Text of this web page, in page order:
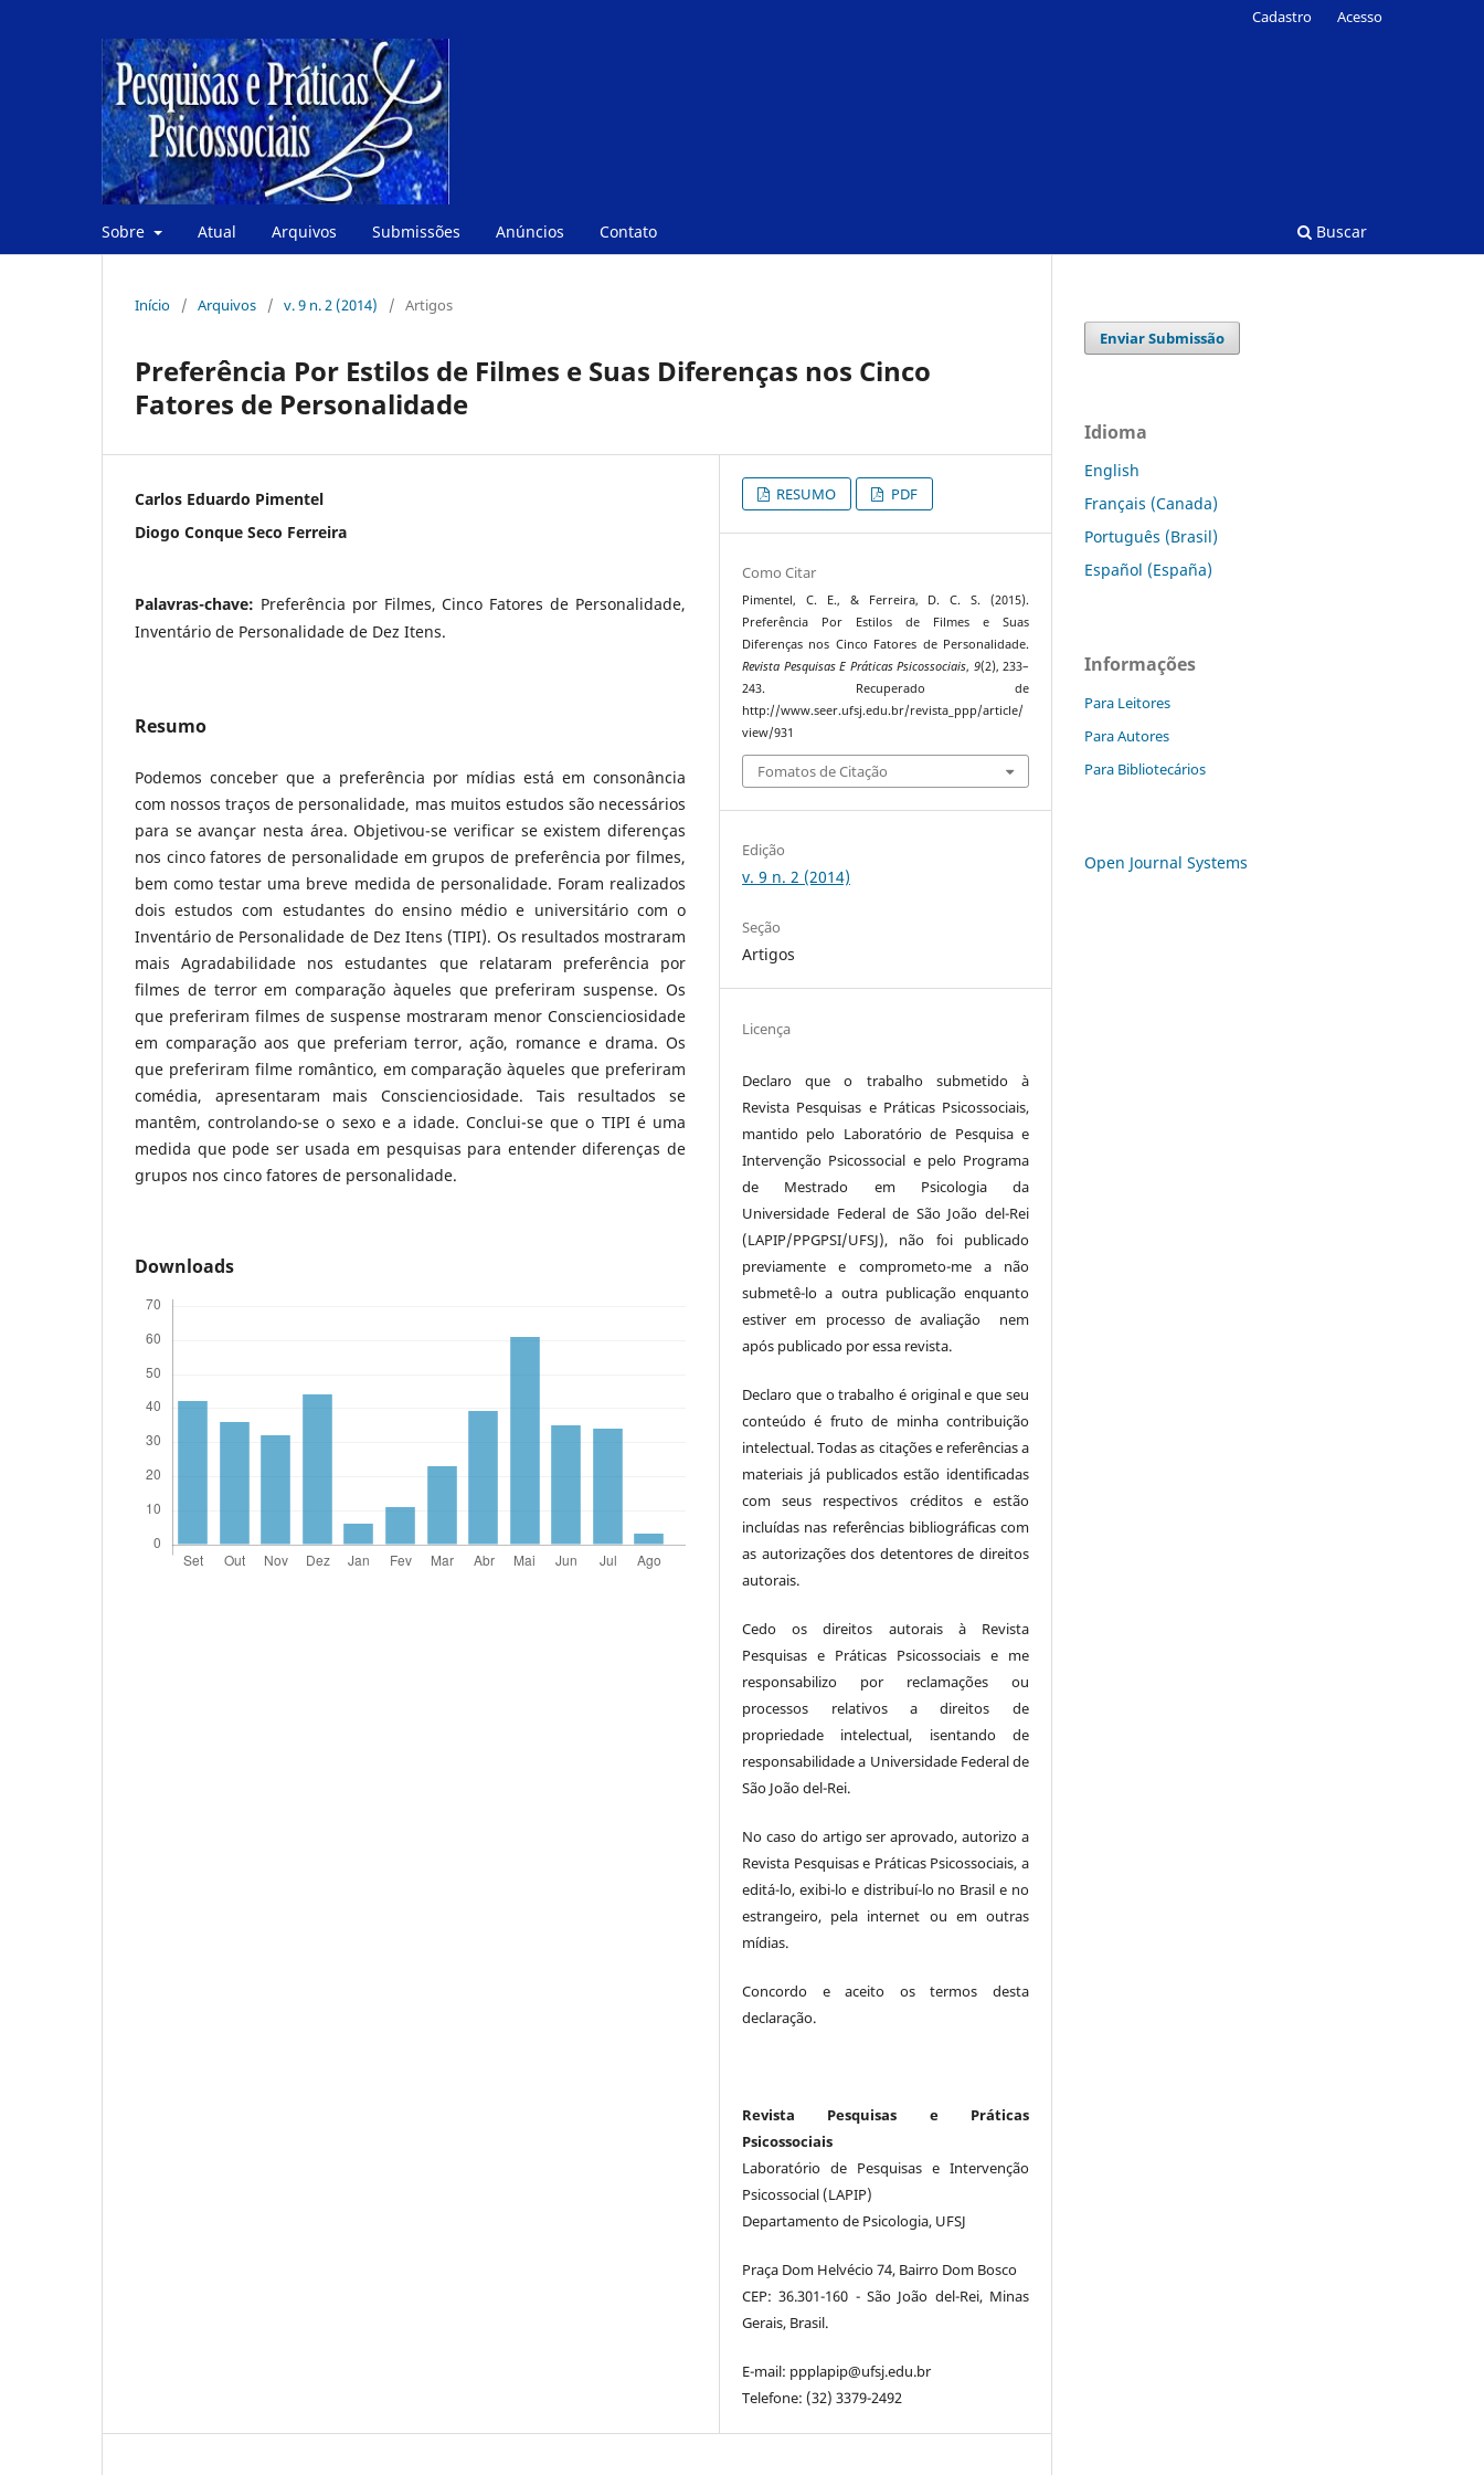
Sobre Atual Arquivos Submissões Anúncios Contato Buscar
Cadastro Acesso
Início / Arquivos / v. 9 n. 2 (2014) / Artigos
Preferência Por Estilos de Filmes e Suas Diferenças nos Cinco
Fatores de Personalidade
Carlos Eduardo Pimentel
Diogo Conque Seco Ferreira
Palavras-chave: Preferência por Filmes, Cinco Fatores de Personalidade,
Inventário de Personalidade de Dez Itens.
Resumo
Podemos conceber que a preferência por mídias está em consonância
com nossos traços de personalidade, mas muitos estudos são necessários
para se avançar nesta área. Objetivou-se verificar se existem diferenças
nos cinco fatores de personalidade em grupos de preferência por filmes,
bem como testar uma breve medida de personalidade. Foram realizados
dois estudos com estudantes do ensino médio e universitário com o
Inventário de Personalidade de Dez Itens (TIPI). Os resultados mostraram
mais Agradabilidade nos estudantes que relataram preferência por
filmes de terror em comparação àqueles que preferiram suspense. Os
que preferiram filmes de suspense mostraram menor Conscienciosidade
em comparação aos que preferiam terror, ação, romance e drama. Os
que preferiram filme romântico, em comparação àqueles que preferiram
comédia, apresentaram mais Conscienciosidade. Tais resultados se
mantêm, controlando-se o sexo e a idade. Conclui-se que o TIPI é uma
medida que pode ser usada em pesquisas para entender diferenças de
grupos nos cinco fatores de personalidade.
Downloads
RESUMO PDF
Como Citar
Pimentel, C. E., & Ferreira, D. C. S. (2015).
Preferência Por Estilos de Filmes e Suas
Diferenças nos Cinco Fatores de Personalidade.
Revista Pesquisas E Práticas Psicossociais, 9(2), 233–
243. Recuperado de
http://www.seer.ufsj.edu.br/revista_ppp/article/
view/931
Fomatos de Citação
Edição
v. 9 n. 2 (2014)
Seção
Artigos
Licença
Declaro que o trabalho submetido à
Revista Pesquisas e Práticas Psicossociais,
mantido pelo Laboratório de Pesquisa e
Intervenção Psicossocial e pelo Programa
de Mestrado em Psicologia da
Universidade Federal de São João del-Rei
(LAPIP/PPGPSI/UFSJ), não foi publicado
previamente e comprometo-me a não
submetê-lo a outra publicação enquanto
estiver em processo de avaliação nem
após publicado por essa revista.
Declaro que o trabalho é original e que seu
conteúdo é fruto de minha contribuição
intelectual. Todas as citações e referências a
materiais já publicados estão identificadas
com seus respectivos créditos e estão
incluídas nas referências bibliográficas com
as autorizações dos detentores de direitos
autorais.
Cedo os direitos autorais à Revista
Pesquisas e Práticas Psicossociais e me
responsabilizo por reclamações ou
processos relativos a direitos de
propriedade intelectual, isentando de
responsabilidade a Universidade Federal de
São João del-Rei.
No caso do artigo ser aprovado, autorizo a
Revista Pesquisas e Práticas Psicossociais, a
editá-lo, exibi-lo e distribuí-lo no Brasil e no
estrangeiro, pela internet ou em outras
mídias.
Concordo e aceito os termos desta
declaração.
Revista Pesquisas e Práticas
Psicossociais
Laboratório de Pesquisas e Intervenção
Psicossocial (LAPIP)
Departamento de Psicologia, UFSJ
Praça Dom Helvécio 74, Bairro Dom Bosco
CEP: 36.301-160 - São João del-Rei, Minas
Gerais, Brasil.
E-mail: ppplapip@ufsj.edu.br
Telefone: (32) 3379-2492
Enviar Submissão
Idioma
English
Français (Canada)
Português (Brasil)
Español (España)
Informações
Para Leitores
Para Autores
Para Bibliotecários
Open Journal Systems